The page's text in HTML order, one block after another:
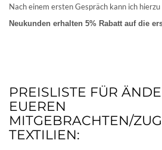
Nach einem ersten Gespräch kann ich
Neukunden erhalten 5% Rabatt auf die
PREISLISTE FÜR
EUEREN
MITGEBRACHTEN/
TEXTILIEN: